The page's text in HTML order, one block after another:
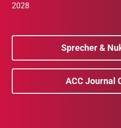
2028
Sprecher &
ACC Journal